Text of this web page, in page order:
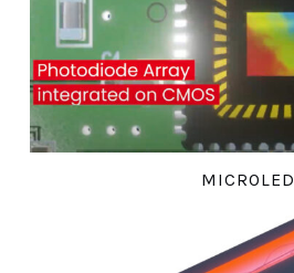
MICROLED